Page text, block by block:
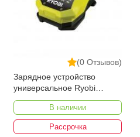
(0 Отзывов)
Зарядное устройство
универсальное Ryobi
BCL14181H ONE+
5133001127В наличии
Рассрочка